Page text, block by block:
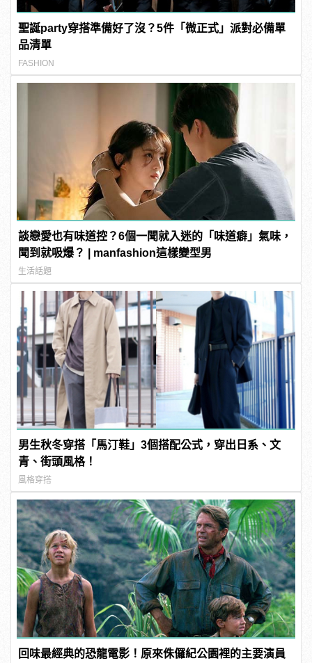
聖誕party穿搭準備好了沒？5件「微正式」派對必備單
品清單
FASHION
談戀愛也有味道控？6個一聞就入迷的「味道癖」氣味，
聞到就吸爆？ | manfashion這樣變型男
生活話題
男生秋冬穿搭「馬汀鞋」3個搭配公式，穿出日系、文
青、街頭風格！
風格穿搭
回味最經典的恐龍電影！原來侏儸紀公園裡的主要演員